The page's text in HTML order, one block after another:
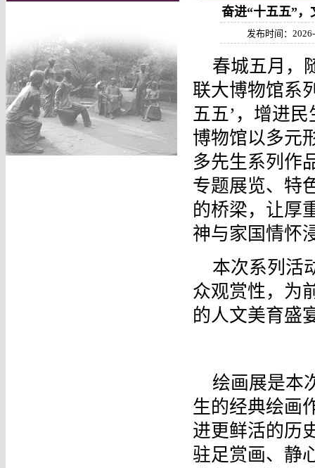
奋进“十五五”
发布时间：
春城五月，
联大博物馆系
五五’，增进
博物馆以多元
多先生系列作
专题展览、特
的桥梁，让厚
神与家国情怀
本次系列活
众观赏性，为
的人文美育盛
绘画展是本
生的经典绘画
进更鲜活的历
驻足赏画、静